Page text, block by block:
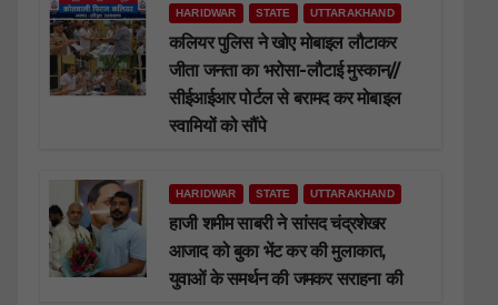
HARIDWAR STATE UTTARAKHAND
कलियर पुलिस ने खोए मोबाइल लौटाकर
जीता जनता का भरोसा-लौटाई मुस्कान//
सीईआईआर पोर्टल से बरामद कर मोबाइल
स्वामियों को सौंपे
HARIDWAR STATE UTTARAKHAND
हाजी शमीम साबरी ने सांसद चंद्रशेखर
आजाद को बुका भेंट कर की मुलाकात,
युवाओं के समर्थन की जमकर सराहना की